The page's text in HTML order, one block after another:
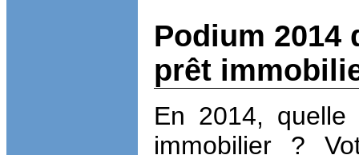
Podium 2014
prêt
En 2014,
immobilier ?